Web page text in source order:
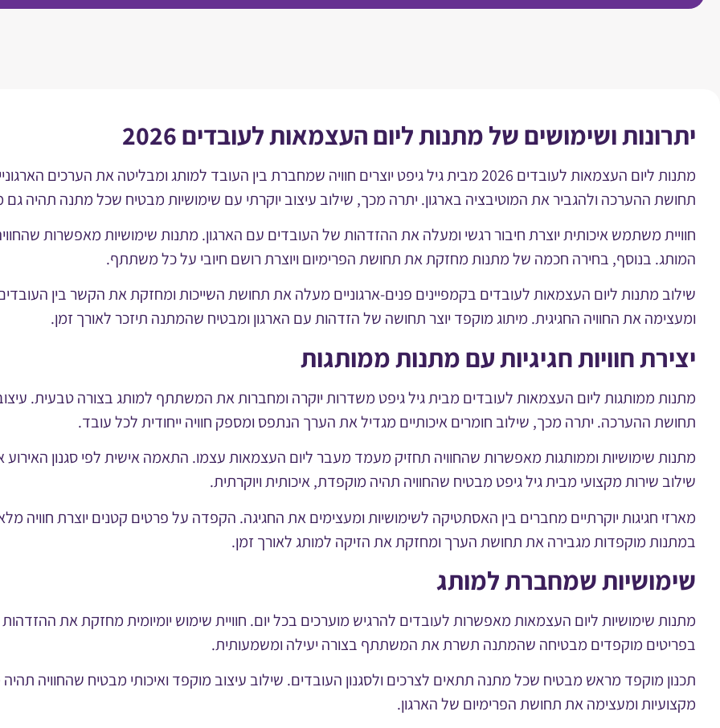
יתרונות ושימושים של מתנות ליום העצמאות לעובדים 2026
מתנות ליום העצמאות לעובדים 2026 מבית גיל גיפט יוצרים חוויה שמחברת בין העובד למותג ומבליטה
תחושת ההערכה ולהגביר את המוטיבציה בארגון. יתרה מכך, שילוב עיצוב יוקרתי עם שימושיות מבטיח שכל מתנה תהיה
חוויית משתמש איכותית יוצרת חיבור רגשי ומעלה את ההזדהות של העובדים עם הארגון. מתנות שימושיות מאפשרות
המותג. בנוסף, בחירה חכמה של מתנות מחזקת את תחושת הפרימיום ויוצרת רושם חיובי על כל משתתף.
שילוב מתנות ליום העצמאות לעובדים בקמפיינים פנים-ארגוניים מעלה את תחושת השייכות ומחזקת את הקשר בין
ומעצימה את החוויה החגיגית. מיתוג מוקפד יוצר תחושה של הזדהות עם הארגון ומבטיח שהמתנה תיזכר לאורך זמן.
יצירת חוויות חגיגיות עם מתנות ממותגות
מתנות ממותגות ליום העצמאות לעובדים מבית גיל גיפט משדרות יוקרה ומחברות את המשתתף למותג בצורה טבעית.
תחושת ההערכה. יתרה מכך, שילוב חומרים איכותיים מגדיל את הערך הנתפס ומספק חוויה ייחודית לכל עובד.
מתנות שימושיות וממותגות מאפשרות שהחוויה תחזיק מעמד מעבר ליום העצמאות עצמו. התאמה אישית לפי סגנון האירוע
שילוב שירות מקצועי מבית גיל גיפט מבטיח שהחוויה תהיה מוקפדת, איכותית ויוקרתית.
מארזי חגיגות יוקרתיים מחברים בין האסתטיקה לשימושיות ומעצימים את החגיגה. הקפדה על פרטים קטנים יוצרת
במתנות מוקפדות מגבירה את תחושת הערך ומחזקת את הזיקה למותג לאורך זמן.
שימושיות שמחברת למותג
מתנות שימושיות ליום העצמאות מאפשרות לעובדים להרגיש מוערכים בכל יום. חוויית שימוש יומיומית מחזקת את
בפריטים מוקפדים מבטיחה שהמתנה תשרת את המשתתף בצורה יעילה ומשמעותית.
תכנון מוקפד מראש מבטיח שכל מתנה תתאים לצרכים ולסגנון העובדים. שילוב עיצוב מוקפד ואיכותי מבטיח שהחוויה
מקצועיות ומעצימה את תחושת הפרימיום של הארגון.